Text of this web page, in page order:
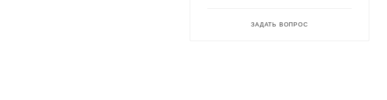
ЗАДАТЬ ВОПРОС